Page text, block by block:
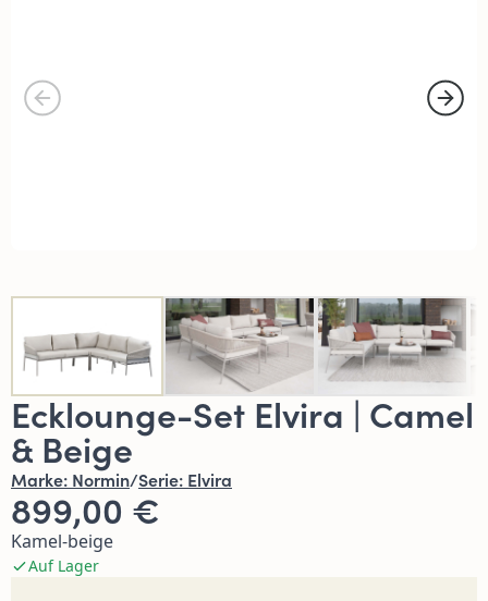
Ecklounge-Set Elvira | Camel
& Beige
Marke: Normin/Serie: Elvira
899,00 €
Kamel-beige
Auf Lager